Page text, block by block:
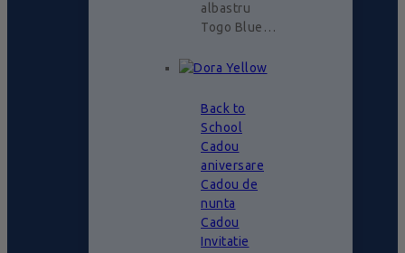
albastru
Togo Blue…
Back to
School
Cadou
aniversare
Cadou de
nunta
Cadou
Invitatie